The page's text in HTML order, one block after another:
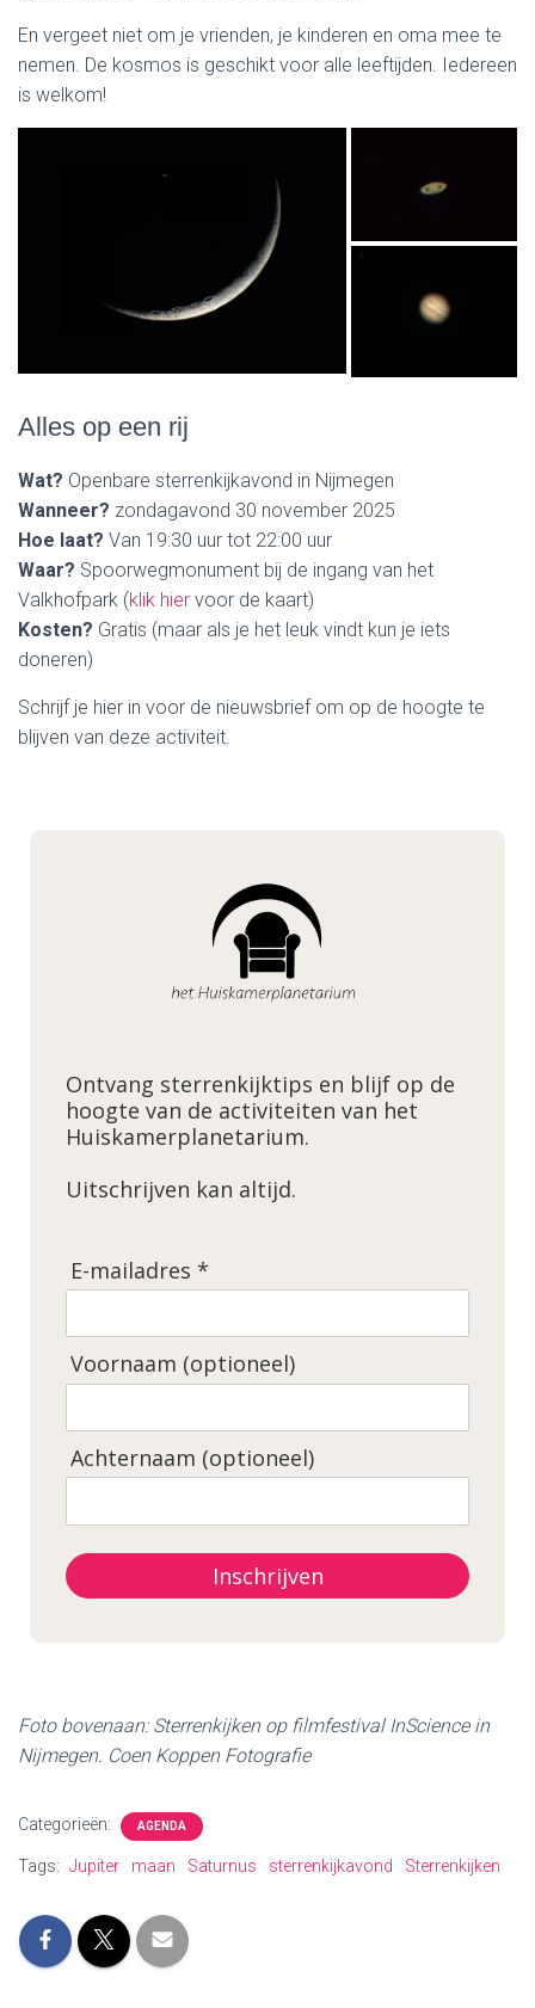
En vergeet niet om je vrienden, je kinderen en oma mee te
nemen. De kosmos is geschikt voor alle leeftijden. Iedereen
is welkom!
Alles op een rij
Wat? Openbare sterrenkijkavond in Nijmegen
Wanneer? zondagavond 30 november 2025
Hoe laat? Van 19:30 uur tot 22:00 uur
Waar? Spoorwegmonument bij de ingang van het
Valkhofpark (klik hier voor de kaart)
Kosten? Gratis (maar als je het leuk vindt kun je iets
doneren)
Schrijf je hier in voor de nieuwsbrief om op de hoogte te
blijven van deze activiteit.
Ontvang sterrenkijktips en blijf op de
hoogte van de activiteiten van het
Huiskamerplanetarium.
Uitschrijven kan altijd.
E-mailadres *
Voornaam (optioneel)
Achternaam (optioneel)
Inschrijven
Foto bovenaan: Sterrenkijken op filmfestival InScience in
Nijmegen. Coen Koppen Fotografie
Categorieën: AGENDA
Tags: Jupiter maan Saturnus sterrenkijkavond Sterrenkijken